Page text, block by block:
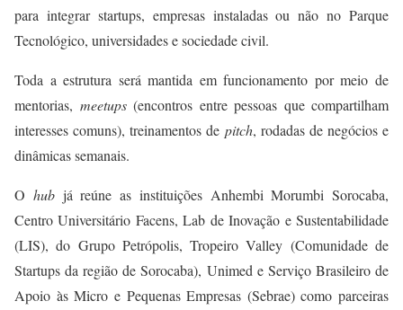
para integrar startups, empresas instaladas ou não no Parque
Tecnológico, universidades e sociedade civil.
Toda a estrutura será mantida em funcionamento por meio de
mentorias, meetups(encontros entre pessoas que compartilham
interesses comuns), treinamentos de pitch, rodadas de negócios e
dinâmicas semanais.
O hubjá reúne as instituições Anhembi Morumbi Sorocaba,
Centro Universitário Facens, Lab de Inovação e Sustentabilidade
(LIS), do Grupo Petrópolis, Tropeiro Valley (Comunidade de
Startups da região de Sorocaba), Unimed e Serviço Brasileiro de
Apoio às Micro e Pequenas Empresas (Sebrae) como parceiras